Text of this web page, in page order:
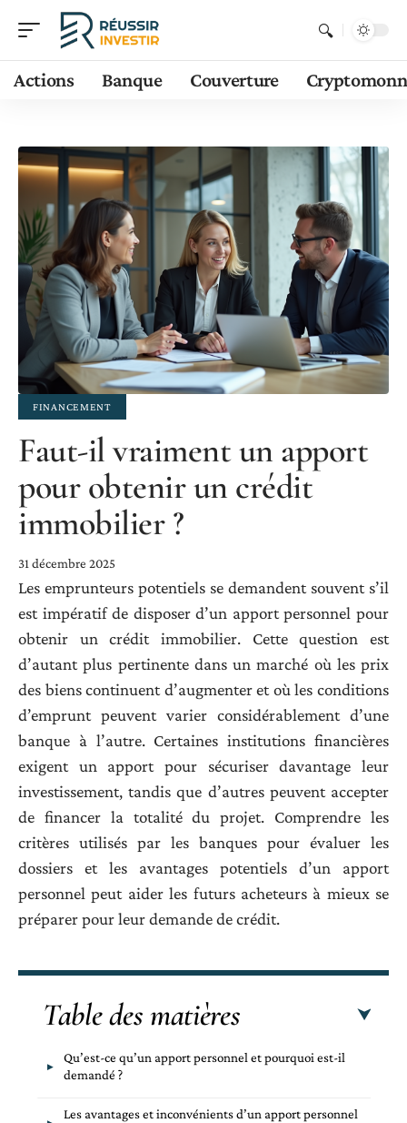
Actions Banque Couverture
FINANCEMENT
Faut-il vraiment un apport
pour obtenir un crédit
immobilier ?
31 décembre 2025
Les emprunteurs potentiels se demandent souvent s’il
est impératif de disposer d’un apport personnel pour
obtenir un crédit immobilier. Cette question est
d’autant plus pertinente dans un marché où les prix
des biens continuent d’augmenter et où les conditions
d’emprunt peuvent varier considérablement d’une
banque à l’autre. Certaines institutions financières
exigent un apport pour sécuriser davantage leur
investissement, tandis que d’autres peuvent accepter
de financer la totalité du projet. Comprendre les
critères utilisés par les banques pour évaluer les
dossiers et les avantages potentiels d’un apport
personnel peut aider les futurs acheteurs à mieux se
préparer pour leur demande de crédit.
Table des matières
Qu’est-ce qu’un apport personnel et pourquoi est-il
demandé ?
Les avantages et inconvénients d’un apport personnel